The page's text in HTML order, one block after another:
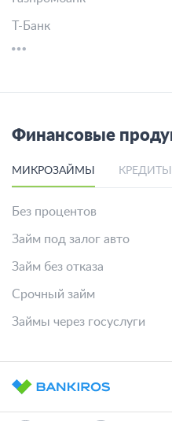
Т-Банк
Финансовые
МИКРОЗАЙМЫ КРЕДИТЫ
Без процентов
Займ под залог авто
Займ без отказа
Срочный займ
Займы через госуслуги